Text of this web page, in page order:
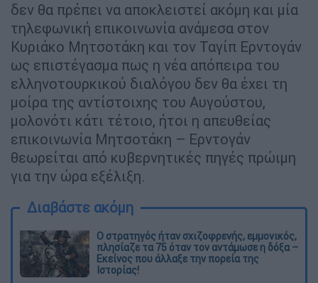
δεν θα πρέπει να αποκλειστεί ακόμη και μία
τηλεφωνική επικοινωνία ανάμεσα στον
Κυριάκο Μητσοτάκη και τον Ταγίπ Ερντογάν
ως επιστέγασμα πως η νέα απόπειρα του
ελληνοτουρκικού διαλόγου δεν θα έχει τη
μοίρα της αντίστοιχης του Αυγούστου,
μολονότι κάτι τέτοιο, ήτοι η απευθείας
επικοινωνία Μητσοτάκη – Ερντογάν
θεωρείται από κυβερνητικές πηγές πρώιμη
για την ώρα εξέλιξη.
Διαβάστε ακόμη
O στρατηγός ήταν σχιζοφρενής, εμμονικός,
πλησίαζε τα 75 όταν τον αντάμωσε η δόξα –
Εκείνος που άλλαξε την πορεία της
Ιστορίας!